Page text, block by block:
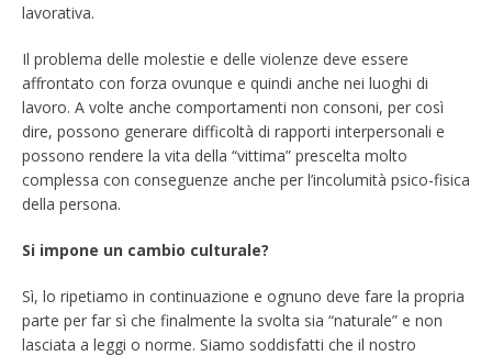
lavorativa.
Il problema delle molestie e delle violenze deve essere
affrontato con forza ovunque e quindi anche nei luoghi di
lavoro. A volte anche comportamenti non consoni, per così
dire, possono generare difficoltà di rapporti interpersonali e
possono rendere la vita della “vittima” prescelta molto
complessa con conseguenze anche per l’incolumità psico-fisica
della persona.
Si impone un cambio culturale?
Sì, lo ripetiamo in continuazione e ognuno deve fare la propria
parte per far sì che finalmente la svolta sia “naturale” e non
lasciata a leggi o norme. Siamo soddisfatti che il nostro